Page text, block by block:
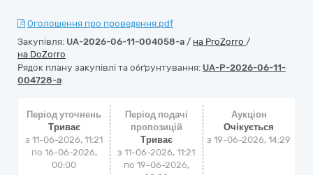
Оголошення про проведення.pdf
Закупівля: UA-2026-06-11-004058-a / на ProZorro /
на DoZorro
Рядок плану закупівлі та обґрунтування: UA-P-2026-06-11-
004728-a
Період уточнень
Триває
з 11-06-2026, 11:21
по 16-06-2026,
00:00
Період подачі
пропозицій
Триває
з 11-06-2026, 11:21
по 19-06-2026,
Аукціон
Очікується
з19-06-2026, 14:29